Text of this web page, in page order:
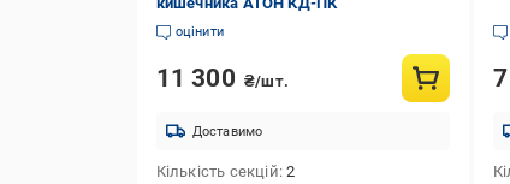
оцінити
11 300 ₴/шт.
Доставимо
Кількість секцій 2